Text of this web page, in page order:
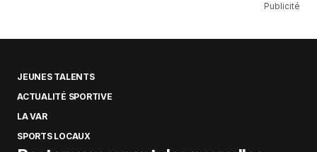
Publicité
JEUNES TALENTS
ACTUALITÉ SPORTIVE
LA VAR
SPORTS LOCAUX